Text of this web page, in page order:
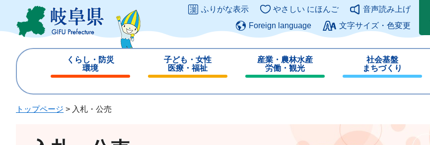
ジ
ュ
このページの本文へ
ふりがな表示 やさしい にほんご
音声読み上げ
Foreign language
文字サイズ・色変更
くらし・防災
環境
じ
子ども・女性
医療・福祉
じ
産業・農林水産
労働・観光
じ
社会基盤
まちづくり
じ
トップページ > 入札・公売